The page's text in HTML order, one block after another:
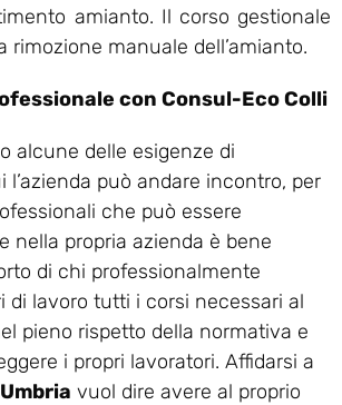
amianto. Il corso gestionale
rimozione manuale dell’amianto.
con Consul-Eco Colli
alcune delle esigenze di
l’azienda può andare incontro, per
che può essere
nella propria azienda è bene
di chi professionalmente
di lavoro tutti i corsi necessari al
pieno rispetto della normativa e
i propri lavoratori. Affidarsi a
vuol dire avere al proprio